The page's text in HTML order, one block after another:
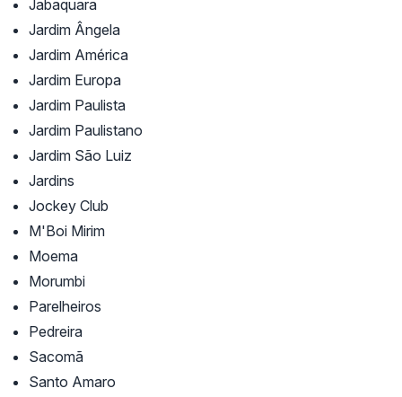
Jabaquara
Jardim Ângela
Jardim América
Jardim Europa
Jardim Paulista
Jardim Paulistano
Jardim São Luiz
Jardins
Jockey Club
M'Boi Mirim
Moema
Morumbi
Parelheiros
Pedreira
Sacomã
Santo Amaro